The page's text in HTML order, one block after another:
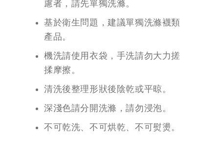
慮者，請先單獨洗滌。
基於衛生問題，建議單獨洗滌襪類
產品。
機洗請使用衣袋，手洗請勿大力搓
揉摩擦。
清洗後整理形狀後陰乾或平晾。
深淺色請分開洗滌，請勿浸泡。
不可乾洗、不可烘乾、不可熨燙。